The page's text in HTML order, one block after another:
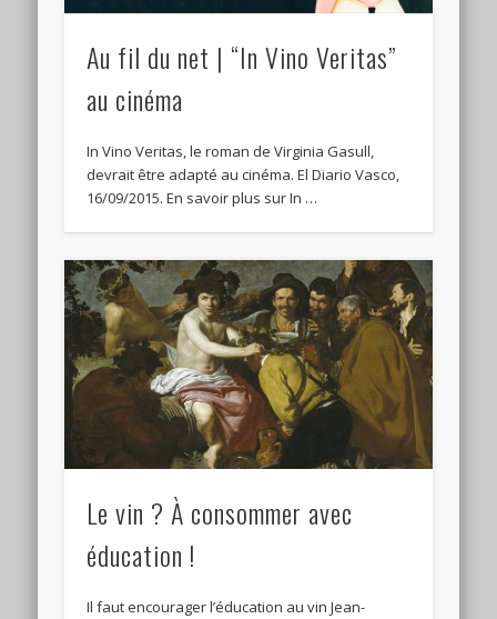
Au fil du net | “In Vino Veritas”
au cinéma
In Vino Veritas, le roman de Virginia Gasull,
devrait être adapté au cinéma. El Diario Vasco,
16/09/2015. En savoir plus sur In …
Le vin ? À consommer avec
éducation !
Il faut encourager l’éducation au vin Jean-